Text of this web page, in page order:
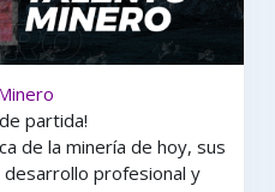
partida!
de la minería de hoy, sus
profesional y